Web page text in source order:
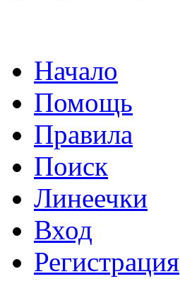
Начало
Помощь
Правила
Поиск
Линеечки
Вход
Регистрация